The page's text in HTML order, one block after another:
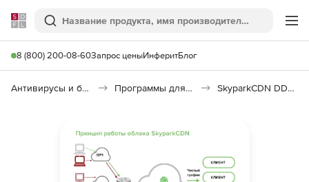
Softline
Поиск
8 (800) 200-08-60Запрос ценыИнферитБлог
Антивирусы и безопасность Программы для защиты информации SkyparkCDN DDOS Protection